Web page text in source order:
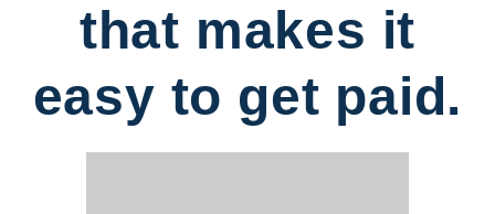
that makes it
easy to get paid.